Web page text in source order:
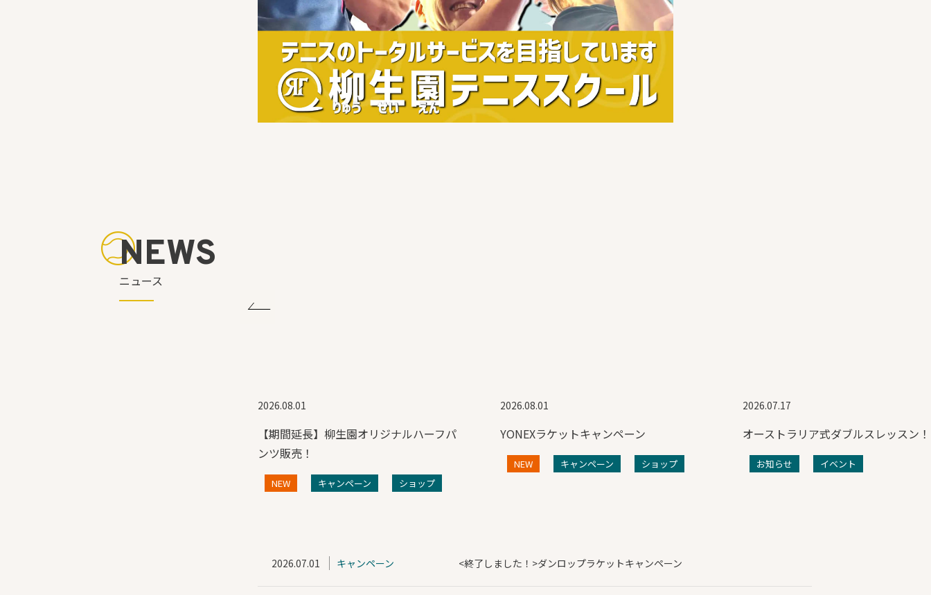
NEWS
ニュース
2026.08.01
【期間延長】柳生園オリジナルハーフパ
ンツ販売！
NEW キャンペーン ショップ
2026.08.01
YONEXラケットキャンペーン
NEW キャンペーン ショップ
2026.07.17
オーストラリア式ダブルスレッスン！
お知らせ イベント
2026.07.01 キャンペーン <終了しました！>ダンロップラケットキャンペーン